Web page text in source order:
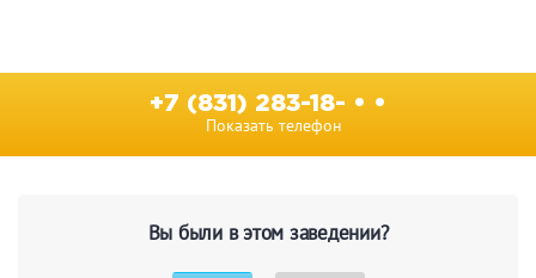
+7 (831) 283-18- • •
Показать телефон
Вы были в этом заведении?